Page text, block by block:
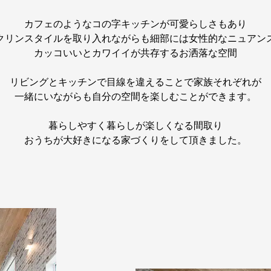
カフェのようなコの字キッチンが可愛らしさもあり
リンスタイルを取り入れながらも細部には女性的なニュアン
カッコいいとカワイイが共存するお洒落な空間
リビングとキッチンで目線を違えることで家族それぞれが
一緒にいながらも自分の空間を楽しむことができます。
暮らしやすく暮らしが楽しくなる間取り
おうちが大好きになる家づくりをして頂きました。